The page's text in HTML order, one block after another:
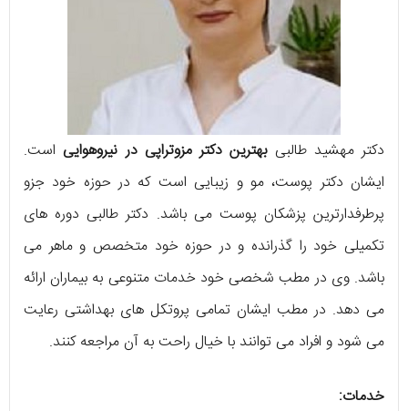
دکتر مهشید طالبیبهترین دکتر مزوتراپی در نیروهواییاست.
ایشان دکتر پوست، مو و زیبایی است که در حوزه خود جزو
پرطرفدارترین پزشکان پوست می باشد. دکتر طالبی دوره های
تکمیلی خود را گذرانده و در حوزه خود متخصص و ماهر می
باشد. وی در مطب شخصی خود خدمات متنوعی به بیماران ارائه
می دهد. در مطب ایشان تمامی پروتکل های بهداشتی رعایت
می شود و افراد می توانند با خیال راحت به آن مراجعه کنند.
خدمات: